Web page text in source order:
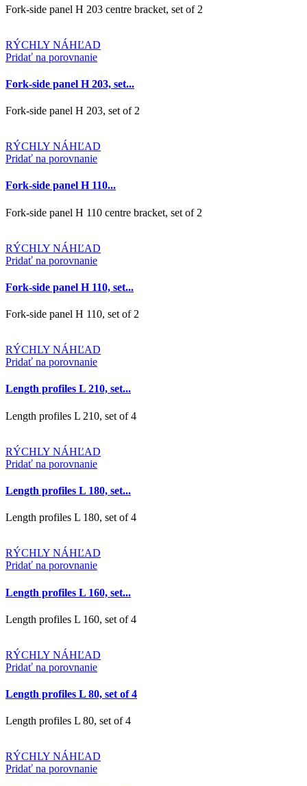
Fork-side panel H 203 centre bracket, set of 2
RÝCHLY NÁHĽAD
Pridať na porovnanie
Fork-side panel H 203, set...
Fork-side panel H 203, set of 2
RÝCHLY NÁHĽAD
Pridať na porovnanie
Fork-side panel H 110...
Fork-side panel H 110 centre bracket, set of 2
RÝCHLY NÁHĽAD
Pridať na porovnanie
Fork-side panel H 110, set...
Fork-side panel H 110, set of 2
RÝCHLY NÁHĽAD
Pridať na porovnanie
Length profiles L 210, set...
Length profiles L 210, set of 4
RÝCHLY NÁHĽAD
Pridať na porovnanie
Length profiles L 180, set...
Length profiles L 180, set of 4
RÝCHLY NÁHĽAD
Pridať na porovnanie
Length profiles L 160, set...
Length profiles L 160, set of 4
RÝCHLY NÁHĽAD
Pridať na porovnanie
Length profiles L 80, set of 4
Length profiles L 80, set of 4
RÝCHLY NÁHĽAD
Pridať na porovnanie